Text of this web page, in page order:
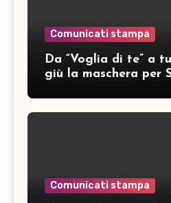
Comunicati stampa
Da “Voglia di te” a
giù la maschera per
Comunicati stampa